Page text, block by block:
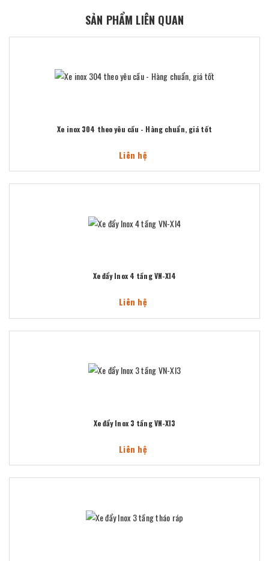
SẢN PHẨM LIÊN QUAN
Xe inox 304 theo yêu cầu - Hàng chuẩn, giá tốt
Liên hệ
Xe đẩy Inox 4 tầng VN-XI4
Liên hệ
Xe đẩy Inox 3 tầng VN-XI3
Liên hệ